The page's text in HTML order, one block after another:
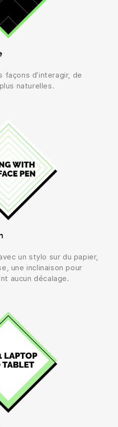
d’interagir, de
naturelles.
un stylo sur du papier,
une inclinaison pour
aucun décalage.